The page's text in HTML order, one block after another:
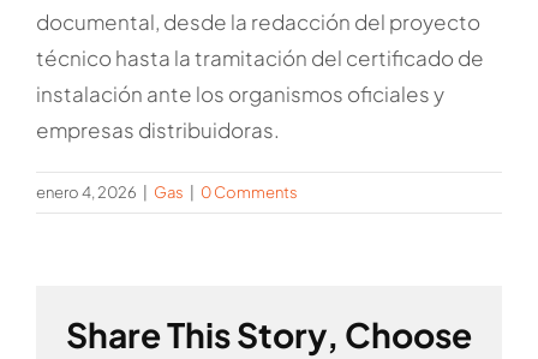
documental, desde la redacción del proyecto
técnico hasta la tramitación del certificado de
instalación ante los organismos oficiales y
empresas distribuidoras.
enero 4, 2026 Gas 0 Comments
Share This Story, Choose